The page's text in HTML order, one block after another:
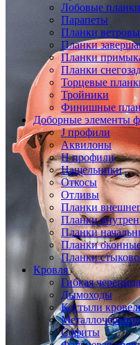
Лобовые планки
Парапеты
Планки
Планки
Планки
Планки
Торцевые
Тройники
Финишные
Доборные элементы
J профили
Аквилоны
Н профили
Нащельники
Откосы
Отливы
Планки
Планки
Планки
Планки
Планки
Кровля
Гибкая черепица
Дымоходы
Костыли
Софиты